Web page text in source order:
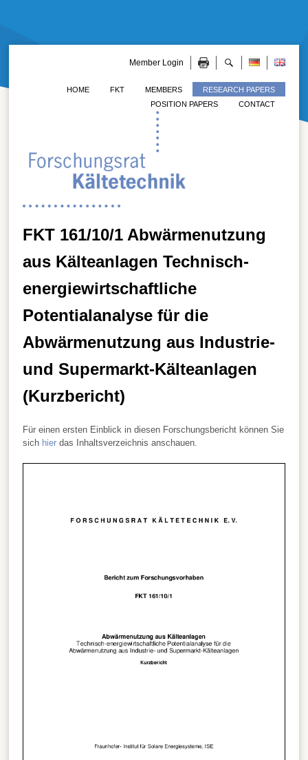
Member Login
HOME FKT MEMBERS
RESEARCH PAPERS
POSITION PAPERS
CONTACT
FKT 161/10/1 Abwärmenutzung
aus Kälteanlagen Technisch-
energiewirtschaftliche
Potentialanalyse für die
Abwärmenutzung aus Industrie-
und Supermarkt-Kälteanlagen
(Kurzbericht)
Für einen ersten Einblick in diesen Forschungsbericht können Sie
sich hier das Inhaltsverzeichnis anschauen.